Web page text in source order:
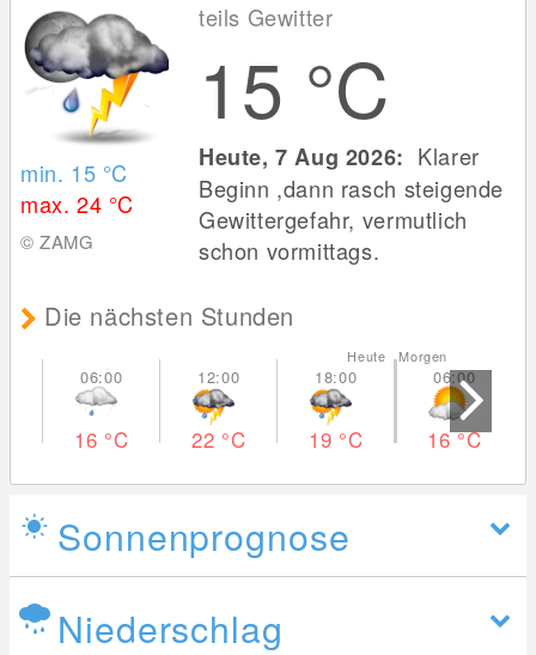
min. 15 °C
max. 24 °C
© ZAMG
teils Gewitter
15 °C
Heute, 7 Aug 2026: Klarer
Beginn ,dann rasch steigende
Gewittergefahr, vermutlich
schon vormittags.
Die nächsten Stunden
16 °C 22 °C 19 °C
Heute Morgen
16°C
Sonnenprognose
Niederschlag